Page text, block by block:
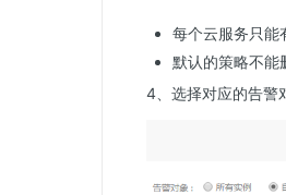
每个云服务只能
默认的策略不能
4、选择对应的告警